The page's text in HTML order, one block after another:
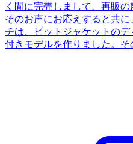
く間に完売しまして、再販
そのお声にお応えすると共
チは、ピットジャケットの
付きモデルを作りました。